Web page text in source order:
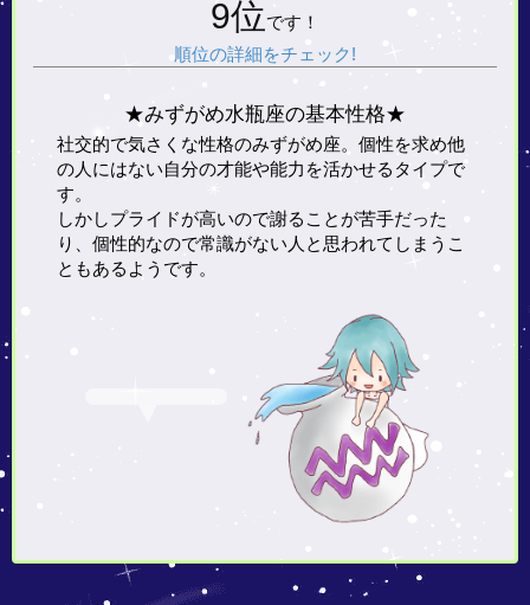
9位です！
順位の詳細をチェック!
★みずがめ水瓶座の基本性格★
社交的で気さくな性格のみずがめ座。個性を求め他
の人にはない自分の才能や能力を活かせるタイプで
す。
しかしプライドが高いので謝ることが苦手だった
り、個性的なので常識がない人と思われてしまうこ
ともあるようです。